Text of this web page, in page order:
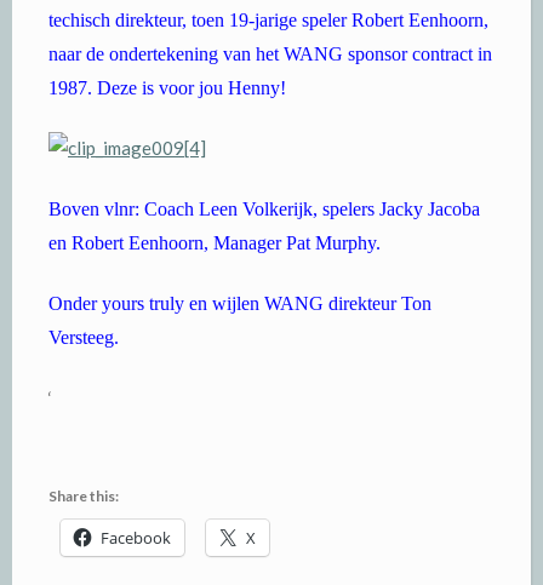
techisch direkteur, toen 19-jarige speler Robert Eenhoorn,
naar de ondertekening van het WANG sponsor contract in
1987. Deze is voor jou Henny!
Boven vlnr: Coach Leen Volkerijk, spelers Jacky Jacoba
en Robert Eenhoorn, Manager Pat Murphy.
Onder yours truly en wijlen WANG direkteur Ton
Versteeg.
‘
Share this:
Facebook X